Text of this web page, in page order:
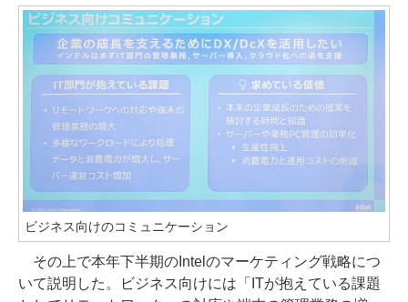
ビジネス向けのコミュニケーション
その上で本年下半期のIntelのマーケティング戦略につ
いて説明した。ビジネス向けには「ITが抱えている課題